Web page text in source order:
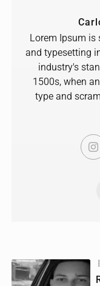
Lorem Ipsum
and typesetting
industry's
1500s, when
type and